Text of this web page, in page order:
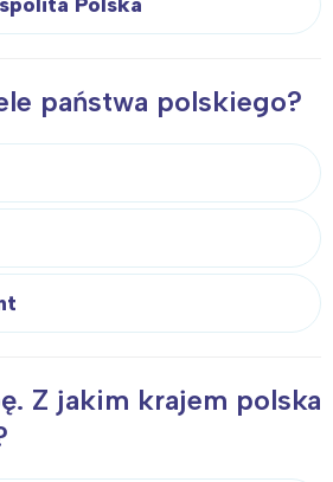
państwa polskiego?
Z jakim krajem polska
Wybieram